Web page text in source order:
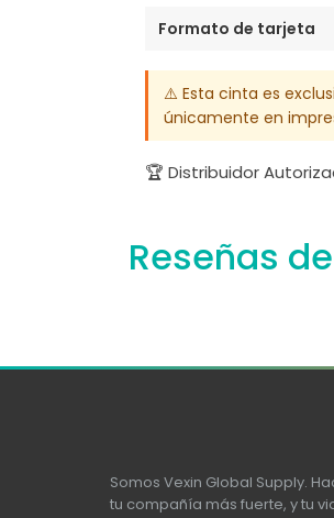
Formato de tarjeta
⚠️ Esta cinta es
únicamente en
🏆 Distribuidor
Reseñas
Somos Vexin Global Supply.
tu compañía más fuerte, y tu